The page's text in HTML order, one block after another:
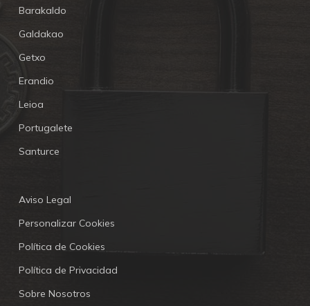
Barakaldo
Galdakao
Getxo
Erandio
Leioa
Portugalete
Santurce
Aviso Legal
Personalizar Cookies
Política de Cookies
Política de Privacidad
Sobre Nosotros